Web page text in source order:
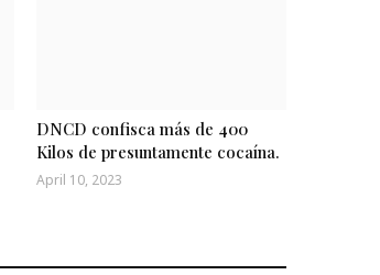
DNCD confisca más de 400
Kilos de presuntamente cocaína.
April 10, 2023